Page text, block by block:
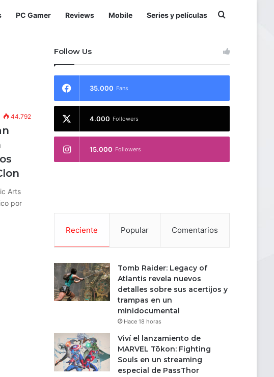
PC Gamer Reviews Mobile Series y películas
44.792
Arts
por
Follow Us
35.000 Fans
4.000 Followers
15.000 Followers
Reciente Popular Comentarios
Tomb Raider: Legacy of
Atlantis revela nuevos
detalles sobre sus acertijos y
trampas en un
minidocumental
Hace 18 horas
Viví el lanzamiento de
MARVEL Tōkon: Fighting
Souls en un streaming
especial de PassThor